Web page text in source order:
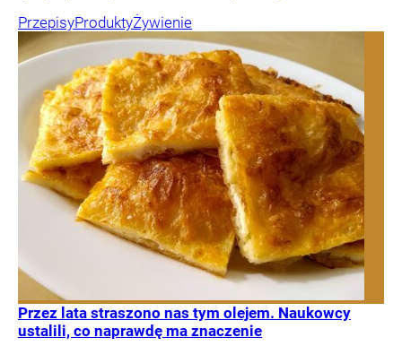
PrzepisyProduktyŻywienie
Przez lata straszono nas tym olejem. Naukowcy
ustalili, co naprawdę ma znaczenie